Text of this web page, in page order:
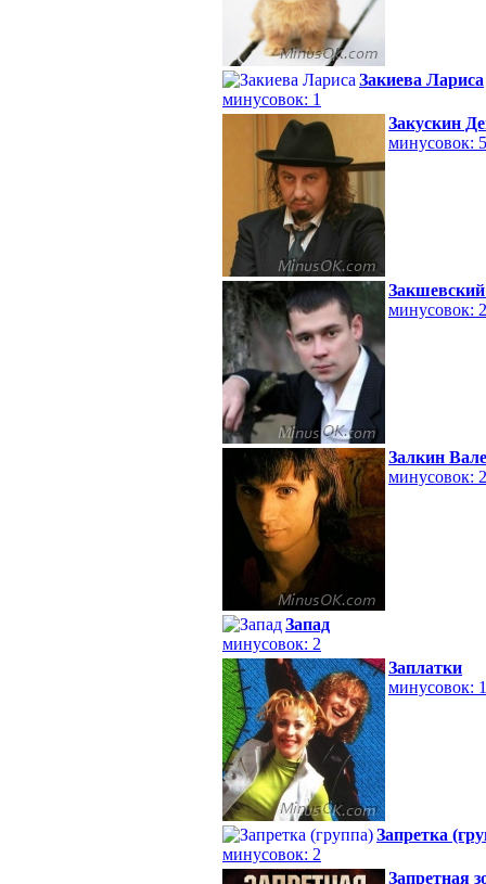
Закиева Лариса
минусовок: 1
Закускин
минусовок: 5
минусовок: 2
Залкин
минусовок: 2
Запад
минусовок: 2
Заплатки
минусовок: 1
Запретка
минусовок: 2
Запретная